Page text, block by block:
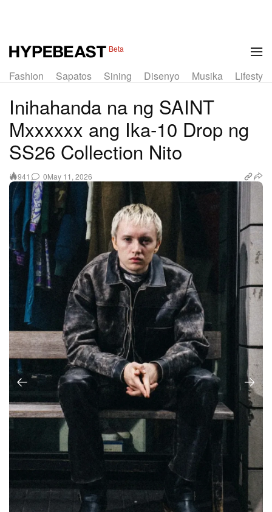
Beta
Fashion Sapatos Sining Disenyo Musika Lifestyle
Inihahanda na ng SAINT
Mxxxxxx ang Ika‑10 Drop ng
SS26 Collection Nito
941 0May 11, 2026